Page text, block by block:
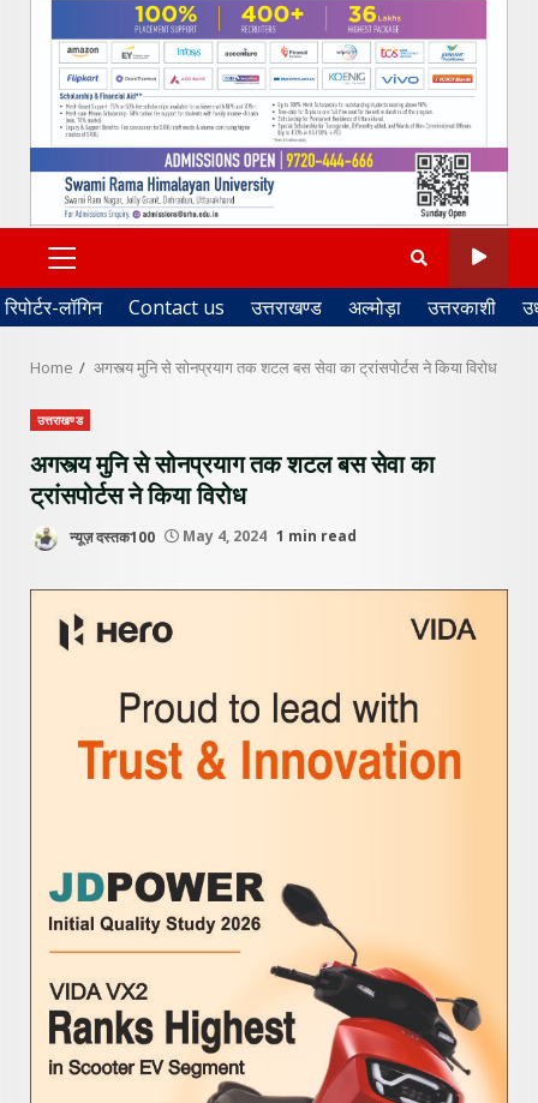
PRIMARY
MENU
रिपोर्टर-लॉगिन Contact us उत्तराखण्ड अल्मोड़ा उत्तरकाशी
Home अगस्त्य मुनि से सोनप्रयाग तक शटल बस सेवा का ट्रांसपोर्टस ने किया विरोध
उत्तराखण्ड
अगस्त्य मुनि से सोनप्रयाग तक शटल बस सेवा का
ट्रांसपोर्टस ने किया विरोध
न्यूज़ दस्तक100 May 4, 2024 1 min read